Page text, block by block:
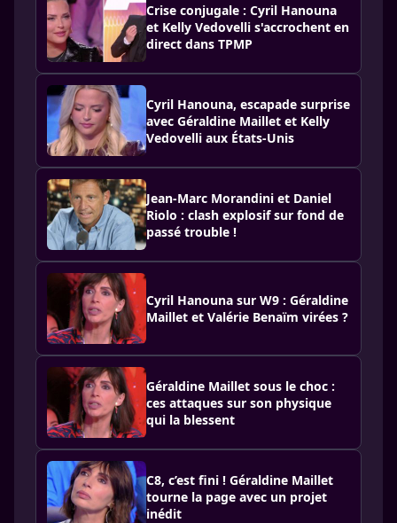
Crise conjugale : Cyril Hanouna
et Kelly Vedovelli s'accrochent en
direct dans TPMP
Cyril Hanouna, escapade surprise
avec Géraldine Maillet et Kelly
Vedovelli aux États-Unis
Jean-Marc Morandini et Daniel
Riolo : clash explosif sur fond de
passé trouble !
Cyril Hanouna sur W9 : Géraldine
Maillet et Valérie Benaïm virées ?
Géraldine Maillet sous le choc :
ces attaques sur son physique
qui la blessent
C8, c’est fini ! Géraldine Maillet
tourne la page avec un projet
inédit